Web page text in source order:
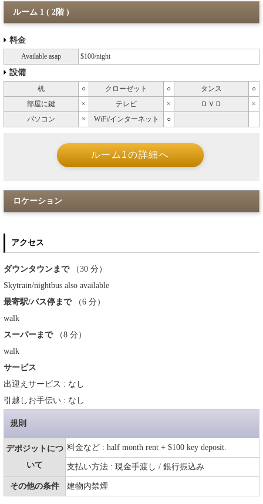
ルーム 1 ( 2階 )
料金
Available asap $100/night
設備
机 ○ クローゼット ○ タンス
○
部屋に鍵
× テレビ × ＤＶＤ
×
パソコン
× WiFi/インターネット ○
ロケーション
アクセス
ダウンタウンまで（30 分）
Skytrain/nightbus also available
最寄駅/バス停まで（6 分）
walk
スーパーまで（8 分）
walk
サービス
出迎えサービス : なし
引越しお手伝い : なし
規則
デポジットにつ
いて
料金など : half month rent + $100 key deposit.
支払い方法 : 現金手渡し / 銀行振込み
その他の条件 建物内禁煙